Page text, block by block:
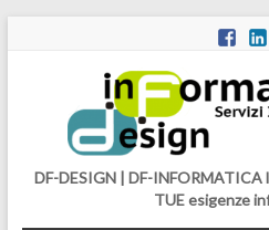
DF-DESIGN | DF-
TUE esigenze